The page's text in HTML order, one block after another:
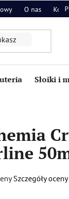
O nas
Słoiki i
Szczegóły oceny